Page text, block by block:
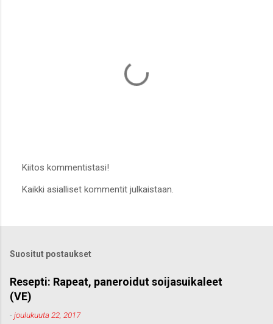
ä
o
m
e
n
Kiitos kommentistasi!
Kaikki asialliset kommentit julkaistaan.
Suositut postaukset
Resepti: Rapeat, paneroidut soijasuikaleet
(VE)
-joulukuuta 22, 2017